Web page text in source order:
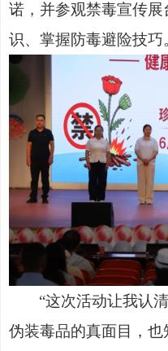
诺，并参观禁毒宣传
识、掌握防毒避险技巧
“这次活动让我认清
伪装毒品的真面目，